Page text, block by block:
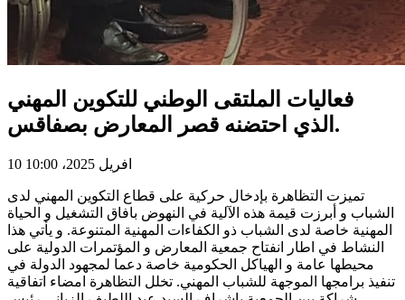
فعاليات الملتقى الوطني للتكوين المهني
الذي احتضنه قصر المعارض بصفاقس.
10 افريل 2025، 10:00
تميزت التظاهرة بإدخال حركية على قطاع التكوين المهني لدى
الشباب و أبرزت قيمة هذه الآلية في النهوض بافاق التشغيل و الحياة
المهنية خاصة لدى الشباب ذو الكفاءات المهنية المتنوعة. و يأتي هذا
النشاط في اطار انفتاح جمعية المعارض و المؤتمرات الدولية على
محيطها عامة و الهياكل الحكومية خاصة دعما لمجهود الدولة في
تنفيذ برامجها الموجهة للشباب المهني. تخلل التظاهرة امضاء اتفاقية